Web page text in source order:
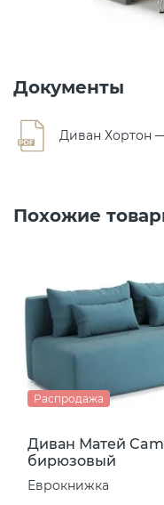
Документы
Диван Хортон
Похожие
Распродажа
Диван Матей
бирюзовый
Еврокнижка